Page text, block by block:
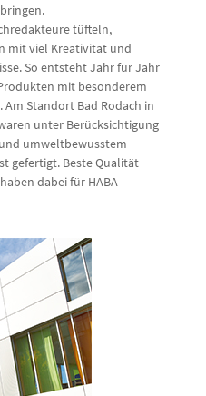
tüfteln,
mit viel Kreativität und
So entsteht Jahr für Jahr
mit besonderem
Standort Bad Rodach in
unter Berücksichtigung
umweltbewusstem
gefertigt. Beste Qualität
dabei für HABA